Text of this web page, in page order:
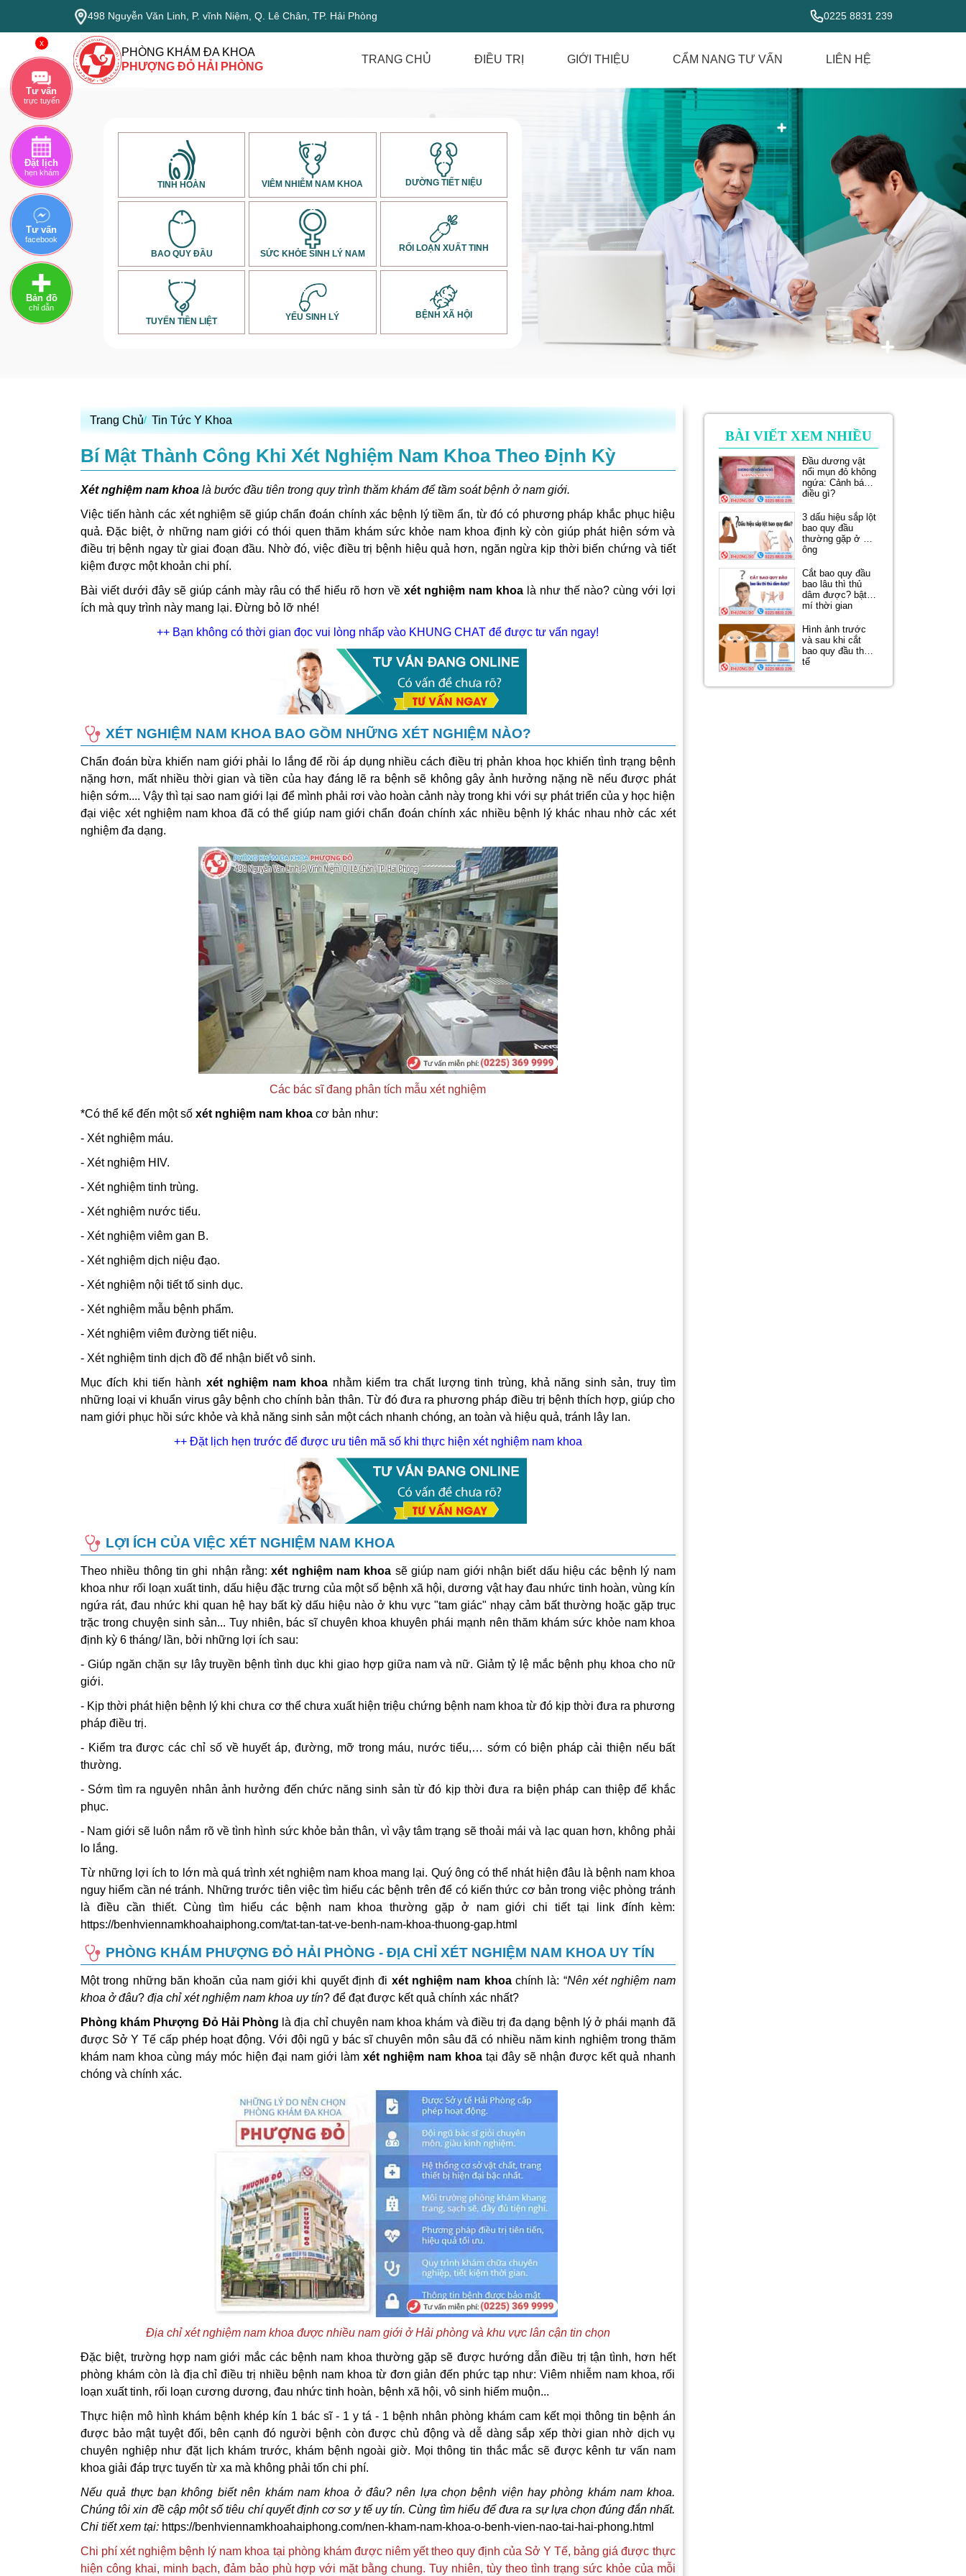
498 Nguyễn Văn Linh, P. vĩnh Niệm, Q. Lê Chân, TP. Hải Phòng 0225 8831 239
PHÒNG KHÁM ĐA KHOA
PHƯỢNG ĐỎ HẢI PHÒNG
TRANG CHỦ ĐIỀU TRỊ GIỚI THIỆU CẨM NANG TƯ VẤN LIÊN HỆ
TINH HOÀN VIÊM NHIỄM NAM KHOA DƯỜNG TIẾT NIỆU
BAO QUY ĐẦU SỨC KHỎE SINH LÝ NAM
RỐI LOẠN XUẤT TINH
TUYẾN TIỀN LIỆT YẾU SINH LÝ BỆNH XÃ HỘI
Trang Chủ Tin Tức Y Khoa
Bí Mật Thành Công Khi Xét Nghiệm Nam Khoa Theo Định Kỳ
Xét nghiệm nam khoa là bước đầu tiên trong quy trình thăm khám để tầm soát bệnh ở nam giới.
Việc tiến hành các xét nghiệm sẽ giúp chẩn đoán chính xác bệnh lý tiềm ẩn, từ đó có phương pháp khắc phục hiệu
quả. Đặc biệt, ở những nam giới có thói quen thăm khám sức khỏe nam khoa định kỳ còn giúp phát hiện sớm và
điều trị bệnh ngay từ giai đoạn đầu. Nhờ đó, việc điều trị bệnh hiệu quả hơn, ngăn ngừa kịp thời biến chứng và tiết
kiệm được một khoản chi phí.
Bài viết dưới đây sẽ giúp cánh mày râu có thể hiểu rõ hơn vềxét nghiệm nam khoalà như thế nào? cùng với lợi
ích mà quy trình này mang lại. Đừng bỏ lỡ nhé!
++ Bạn không có thời gian đọc vui lòng nhấp vào KHUNG CHAT để được tư vấn ngay!
XÉT NGHIỆM NAM KHOA BAO GỒM NHỮNG XÉT NGHIỆM NÀO?
Chẩn đoán bừa khiến nam giới phải lo lắng để rồi áp dụng nhiều cách điều trị phản khoa học khiến tình trạng bệnh
nặng hơn, mất nhiều thời gian và tiền của hay đáng lẽ ra bệnh sẽ không gây ảnh hưởng nặng nề nếu được phát
hiện sớm.... Vậy thì tại sao nam giới lại để mình phải rơi vào hoàn cảnh này trong khi với sự phát triển của y học hiện
đại việc xét nghiệm nam khoa đã có thể giúp nam giới chẩn đoán chính xác nhiều bệnh lý khác nhau nhờ các xét
nghiệm đa dạng.
Các bác sĩ đang phân tích mẫu xét nghiệm
*Có thể kể đến một số xét nghiệm nam khoa cơ bản như:
- Xét nghiệm máu.
- Xét nghiệm HIV.
- Xét nghiệm tinh trùng.
- Xét nghiệm nước tiểu.
- Xét nghiệm viêm gan B.
- Xét nghiệm dịch niệu đạo.
- Xét nghiệm nội tiết tố sinh dục.
- Xét nghiệm mẫu bệnh phẩm.
- Xét nghiệm viêm đường tiết niệu.
- Xét nghiệm tinh dịch đồ để nhận biết vô sinh.
Mục đích khi tiến hành xét nghiệm nam khoa nhằm kiểm tra chất lượng tinh trùng, khả năng sinh sản, truy tìm
những loại vi khuẩn virus gây bệnh cho chính bản thân. Từ đó đưa ra phương pháp điều trị bệnh thích hợp, giúp cho
nam giới phục hồi sức khỏe và khả năng sinh sản một cách nhanh chóng, an toàn và hiệu quả, tránh lây lan.
++ Đặt lịch hẹn trước để được ưu tiên mã số khi thực hiện xét nghiệm nam khoa
LỢI ÍCH CỦA VIỆC XÉT NGHIỆM NAM KHOA
Theo nhiều thông tin ghi nhận rằng:xét nghiệm nam khoa sẽ giúp nam giới nhận biết dấu hiệu các bệnh lý nam
khoa như rối loạn xuất tinh, dấu hiệu đặc trưng của một số bệnh xã hội, dương vật hay đau nhức tinh hoàn, vùng kín
ngứa rát, đau nhức khi quan hệ hay bất kỳ dấu hiệu nào ở khu vực "tam giác" nhạy cảm bất thường hoặc gặp trục
trặc trong chuyện sinh sản... Tuy nhiên, bác sĩ chuyên khoa khuyên phái mạnh nên thăm khám sức khỏe nam khoa
định kỳ 6 tháng/ lần, bởi những lợi ích sau:
- Giúp ngăn chặn sự lây truyền bệnh tình dục khi giao hợp giữa nam và nữ. Giảm tỷ lệ mắc bệnh phụ khoa cho nữ
giới.
- Kịp thời phát hiện bệnh lý khi chưa cơ thể chưa xuất hiện triệu chứng bệnh nam khoa từ đó kịp thời đưa ra phương
pháp điều trị.
- Kiểm tra được các chỉ số về huyết áp, đường, mỡ trong máu, nước tiểu,… sớm có biện pháp cải thiện nếu bất
thường.
- Sớm tìm ra nguyên nhân ảnh hưởng đến chức năng sinh sản từ đó kịp thời đưa ra biện pháp can thiệp để khắc
phục.
- Nam giới sẽ luôn nắm rõ về tình hình sức khỏe bản thân, vì vậy tâm trạng sẽ thoải mái và lạc quan hơn, không phải
lo lắng.
Từ những lợi ích to lớn mà quá trình xét nghiệm nam khoa mang lại. Quý ông có thể nhát hiện đâu là bệnh nam khoa
nguy hiểm cần né tránh. Những trước tiên việc tìm hiểu các bệnh trên để có kiến thức cơ bản trong việc phòng tránh
là điều cần thiết. Cùng tìm hiểu các bệnh nam khoa thường gặp ở nam giới chi tiết tại link đính kèm:
https://benhviennamkhoahaiphong.com/tat-tan-tat-ve-benh-nam-khoa-thuong-gap.html
PHÒNG KHÁM PHƯỢNG ĐỎ HẢI PHÒNG - ĐỊA CHỈ XÉT NGHIỆM NAM KHOA UY TÍN
Một trong những băn khoăn của nam giới khi quyết định đi xét nghiệm nam khoa chính là: “Nên xét nghiệm nam
khoa ở đâu? địa chỉ xét nghiệm nam khoa uy tín? để đạt được kết quả chính xác nhất?
Phòng khám Phượng Đỏ Hải Phòng là địa chỉ chuyên nam khoa khám và điều trị đa dạng bệnh lý ở phái mạnh đã
được Sở Y Tế cấp phép hoạt động. Với đội ngũ y bác sĩ chuyên môn sâu đã có nhiều năm kinh nghiệm trong thăm
khám nam khoa cùng máy móc hiện đại nam giới làmxét nghiệm nam khoatại đây sẽ nhận được kết quả nhanh
chóng và chính xác.
Địa chỉ xét nghiệm nam khoa được nhiều nam giới ở Hải phòng và khu vực lân cận tin chọn
Đặc biệt, trường hợp nam giới mắc các bệnh nam khoa thường gặp sẽ được hướng dẫn điều trị tận tình, hơn hết
phòng khám còn là địa chỉ điều trị nhiều bệnh nam khoa từ đơn giản đến phức tạp như: Viêm nhiễm nam khoa, rối
loạn xuất tinh, rối loạn cương dương, đau nhức tinh hoàn, bệnh xã hội, vô sinh hiếm muộn...
Thực hiện mô hình khám bệnh khép kín 1 bác sĩ - 1 y tá - 1 bệnh nhân phòng khám cam kết mọi thông tin bệnh án
được bảo mật tuyệt đối, bên cạnh đó người bệnh còn được chủ động và dễ dàng sắp xếp thời gian nhờ dịch vụ
chuyên nghiệp như đặt lịch khám trước, khám bệnh ngoài giờ. Mọi thông tin thắc mắc sẽ được kênh tư vấn nam
khoa giải đáp trực tuyến từ xa mà không phải tốn chi phí.
Nếu quả thực bạn không biết nên khám nam khoa ở đâu? nên lựa chọn bệnh viện hay phòng khám nam khoa.
Chúng tôi xin đề cập một số tiêu chí quyết định cơ sơ y tế uy tín. Cùng tìm hiểu để đưa ra sự lựa chọn đúng đắn nhất.
Chi tiết xem tại: https://benhviennamkhoahaiphong.com/nen-kham-nam-khoa-o-benh-vien-nao-tai-hai-phong.html
Chi phí xét nghiệm bệnh lý nam khoa tại phòng khám được niêm yết theo quy định của Sở Y Tế, bảng giá được thực
hiện công khai, minh bạch, đảm bảo phù hợp với mặt bằng chung. Tuy nhiên, tùy theo tình trạng sức khỏe của mỗi
BÀI VIẾT XEM NHIỀU
Đầu dương vật
nổi mụn đỏ không
ngứa: Cảnh báo
điều gì?
3 dấu hiệu sắp lột
bao quy đầu
thường gặp ở quý
ông
Cắt bao quy đầu
bao lâu thì thủ
dâm được? bật
mí thời gian
Hình ảnh trước
và sau khi cắt
bao quy đầu thực
tế
x
Tư vấn
trực tuyến
Đặt lịch
hẹn khám
Tư vấn
facebook
Bản đồ
chỉ dẫn